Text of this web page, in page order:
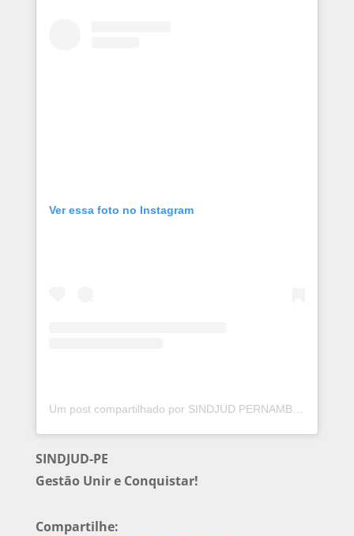
Ver essa foto no Instagram
Um post compartilhado por SINDJUD PERNAMBUCO (@sindjudpe)
SINDJUD-PE
Gestão Unir e Conquistar!
Compartilhe: